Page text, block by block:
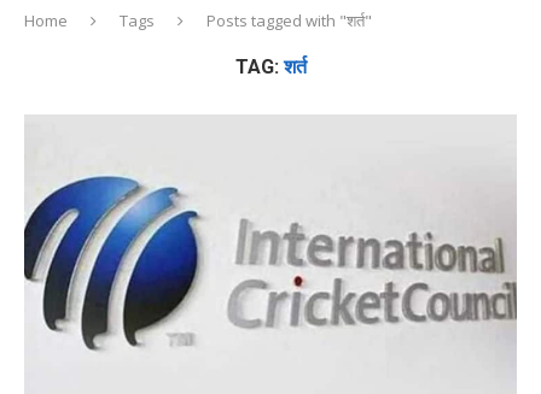
Home Tags Posts tagged with "शर्त"
TAG:शर्त